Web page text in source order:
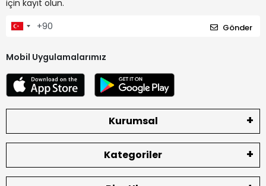
için kayıt olun.
Gönder
Mobil Uygulamalarımız
Kurumsal
Kategoriler